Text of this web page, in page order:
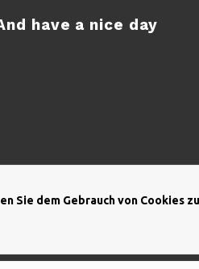
have a nice day
Sie dem Gebrauch von Cookies